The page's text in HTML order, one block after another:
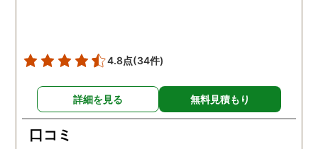
のかワクワクしながら探偵
社に向かうと、旦那の浮気
の実態がレポートや写真、
動画データで明らかにされ
ていました。お試しのつも
りで依頼した浮気調査でし
て頂きました。
4.8点(34件)
詳細を見る 無料見積もり
口コミ